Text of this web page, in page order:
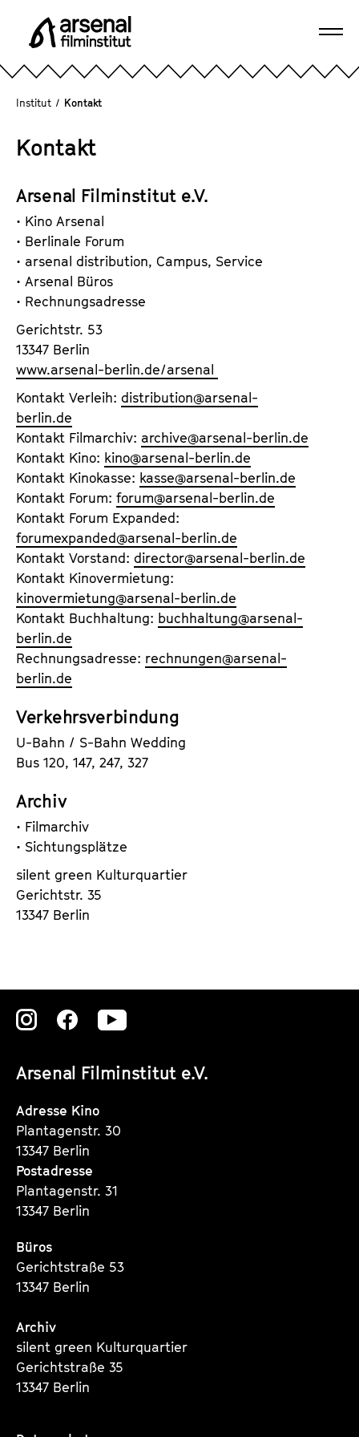
e r
s
n
a
F
i
l
m
i
n
t
t
u
t
e
.
V
.
Institut / Kontakt
Kontakt
Arsenal Filminstitut e.V.
• Kino Arsenal
• Berlinale Forum
• arsenal distribution, Campus, Service
• Arsenal Büros
• Rechnungsadresse
Gerichtstr. 53
13347 Berlin
www.arsenal-berlin.de/arsenal
Kontakt Verleih: distribution@arsenal-
berlin.de
Kontakt Filmarchiv: archive@arsenal-berlin.de
Kontakt Kino: kino@arsenal-berlin.de
Kontakt Kinokasse: kasse@arsenal-berlin.de
Kontakt Forum: forum@arsenal-berlin.de
Kontakt Forum Expanded:
forumexpanded@arsenal-berlin.de
Kontakt Vorstand: director@arsenal-berlin.de
Kontakt Kinovermietung:
kinovermietung@arsenal-berlin.de
Kontakt Buchhaltung: buchhaltung@arsenal-
berlin.de
Rechnungsadresse: rechnungen@arsenal-
berlin.de
Verkehrsverbindung
U-Bahn / S-Bahn Wedding
Bus 120, 147, 247, 327
Archiv
• Filmarchiv
• Sichtungsplätze
silent green Kulturquartier
Gerichtstr. 35
13347 Berlin
Arsenal Filminstitut e.V.
Zu
Instagram
Seite
Zu
Instagram
Seite
Zu
Instagram
Adresse Kino
Plantagenstr. 30
13347 Berlin
Postadresse
Plantagenstr. 31
13347 Berlin
Büros
Gerichtstraße 53
13347 Berlin
Archiv
silent green Kulturquartier
Gerichtstraße 35
13347 Berlin